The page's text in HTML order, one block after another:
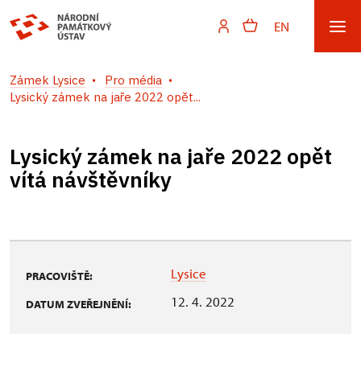
EN
Zámek Lysice
Pro média
Lysický zámek na jaře 2022 opět...
Lysický zámek na jaře 2022 opět
vítá návštěvníky
PRACOVIŠTĚ: Lysice
DATUM ZVEŘEJNĚNÍ: 12. 4. 2022